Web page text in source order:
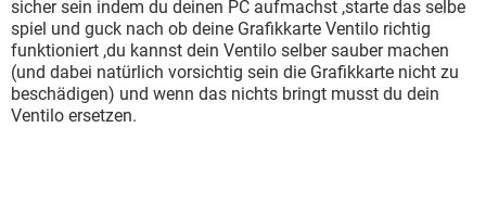
sicher sein indem du deinen PC aufmachst ,starte das selbe
spiel und guck nach ob deine Grafikkarte Ventilo richtig
funktioniert ,du kannst dein Ventilo selber sauber machen
(und dabei natürlich vorsichtig sein die Grafikkarte nicht zu
beschädigen) und wenn das nichts bringt musst du dein
Ventilo ersetzen.